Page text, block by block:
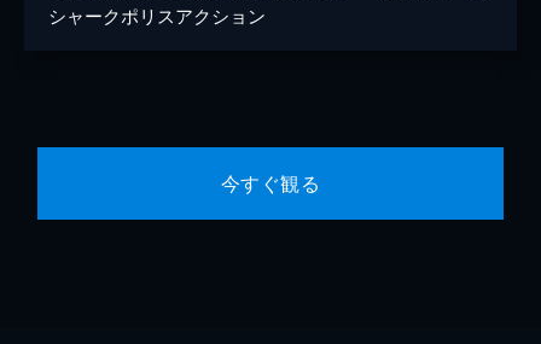
シャークポリスアクション
今すぐ観る